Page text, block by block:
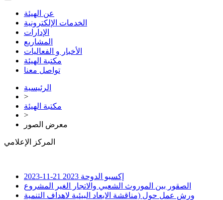
عن الهيئة
الخدمات الإلكترونية
الإدارات
المشاريع
الأخبار و الفعاليات
مكتبة الهيئة
تواصل معنا
الرئيسية
>
مكتبة الهيئة
>
معرض الصور
المركز الإعلامي
إكسبو الدوحة 2023
21-11-2023
الصقور بين الموروث الشعبي والاتجار الغير المشروع
ورش عمل حول (مناقشة الابعاد البيئية لاهداف التنمية